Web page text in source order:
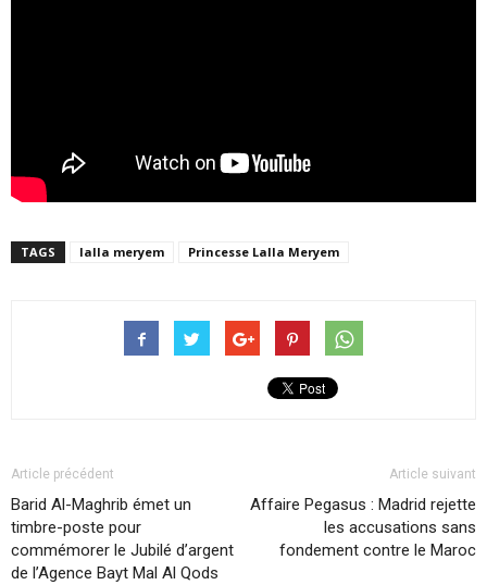
TAGS lalla meryem Princesse Lalla Meryem
Article précédent
Barid Al-Maghrib émet un
timbre-poste pour
commémorer le Jubilé d’argent
de l’Agence Bayt Mal Al Qods
Article suivant
Affaire Pegasus : Madrid rejette
les accusations sans
fondement contre le Maroc